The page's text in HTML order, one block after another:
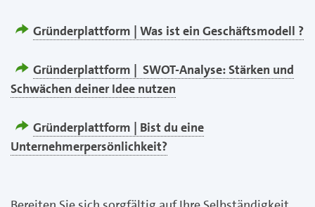
Gründerplattform | Was ist ein Geschäftsmodell ?
Gründerplattform | SWOT-Analyse: Stärken und
Schwächen deiner Idee nutzen
Gründerplattform | Bist du eine
Unternehmerpersönlichkeit?